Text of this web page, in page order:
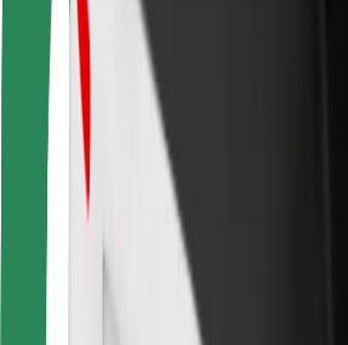
Лаборатория безопасности
Города
Регионы
Решения для городской среды
Аэропорты
Зарядные док-станции Bolt
Для клиентов